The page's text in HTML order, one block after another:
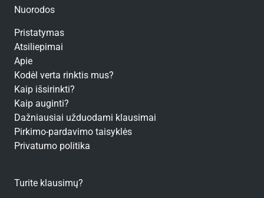
Nuorodos
Pristatymas
Atsiliepimai
Apie
Kodėl verta rinktis mus?
Kaip išsirinkti?
Kaip auginti?
Dažniausiai užduodami klausimai
Pirkimo-pardavimo taisyklės
Privatumo politika
Turite klausimų?